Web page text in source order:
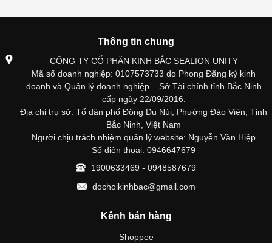
Thông tin chung
CÔNG TY CỔ PHẦN KINH BẮC SEALION UNITY
Mã số doanh nghiệp: 0107573733 do Phong Đăng ký kinh
doanh và Quản lý doanh nghiệp – Sở Tài chính tỉnh Bắc Ninh
cấp ngày 22/09/2016.
Địa chỉ trụ sở: Tổ dân phố Đông Du Núi, Phường Đào Viên, Tỉnh
Bắc Ninh, Việt Nam
Người chịu trách nhiệm quản lý website: Nguyễn Văn Hiệp
Số điện thoại: 0946647679
1900633469 - 0948587679
dochoikinhbac@gmail.com
Kênh bán hàng
Shoppee